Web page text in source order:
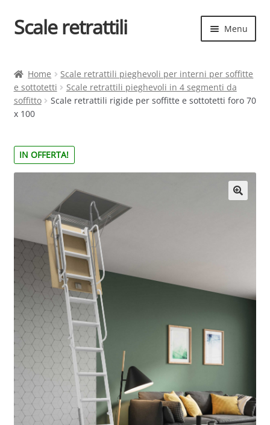
Vai
alla
Vai
al
Scale retrattili Menu
il
menu
child
Contatti
Cart
Elenco scale
menu
child
il
Home
Scale retrattili pieghevoli per interni per soffitte
e sottotetti
Scale retrattili pieghevoli in 4 segmenti da
soffitto
Scale retrattili rigide per soffitte e sottotetti foro 70
x 100
IN OFFERTA!